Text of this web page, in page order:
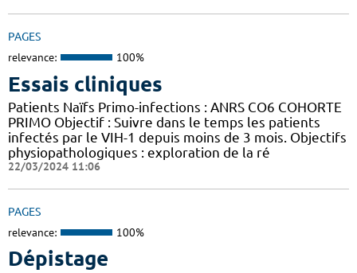
PAGES
relevance: 100%
Essais cliniques
Patients Naïfs Primo-infections : ANRS CO6 COHORTE
PRIMO Objectif : Suivre dans le temps les patients
infectés par le VIH-1 depuis moins de 3 mois. Objectifs
physiopathologiques : exploration de la ré
22/03/2024 11:06
PAGES
relevance: 100%
Dépistage